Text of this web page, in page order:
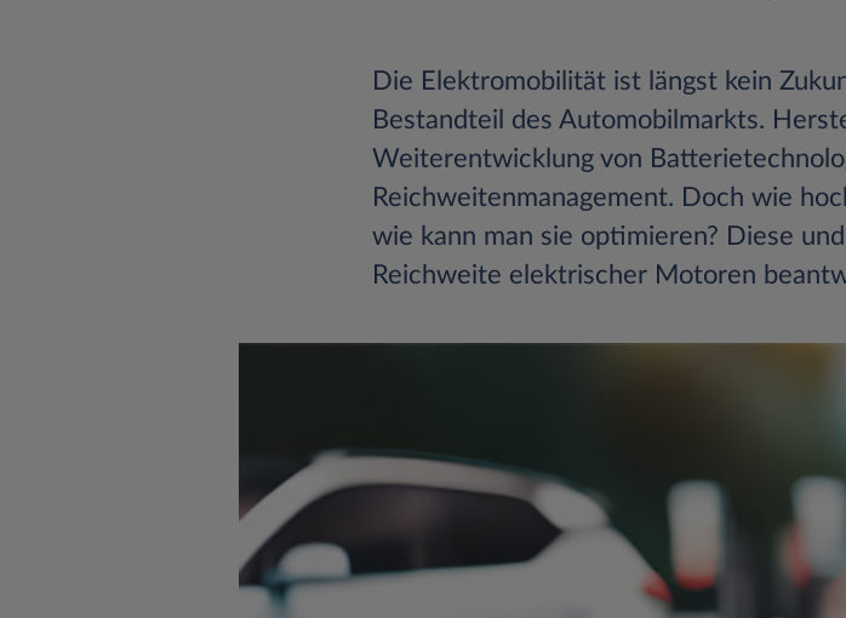
Die Elektromobilität ist längst kein
Bestandteil des Automobilmarkts.
Weiterentwicklung von
Reichweitenmanagement. Doch wie
wie kann man sie optimieren? Diese
Reichweite elektrischer Motoren